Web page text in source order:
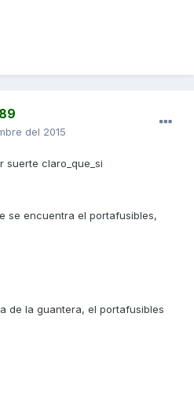
del 2015
suerte claro_que_si
se encuentra el portafusibles,
de la guantera, el portafusibles